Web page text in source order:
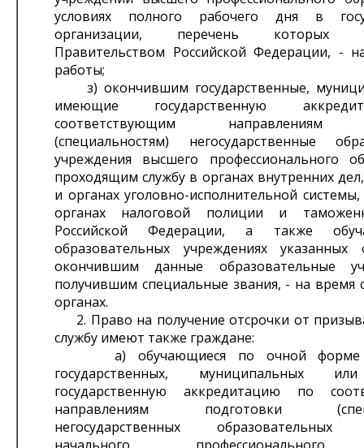
условиях полного рабочего дня в
организации, перечень которых
Правительством Российской Федерации, -
работы;
з) окончившим государственные,
имеющие государственную
соответствующим направлениям
(специальностям) негосударственные
учреждения высшего профессионального
проходящим службу в органах внутренних
и органах уголовно-исполнительной
органах налоговой полиции и
Российской Федерации, а также
образовательных учреждениях указанных
окончившим данные образовательные
получившим специальные звания, - на время
органах.
2. Право на получение отсрочки от
службу имеют также граждане:
а) обучающиеся по очной форме
государственных, муниципальных
государственную аккредитацию по
направлениям подготовки
негосударственных образовательных